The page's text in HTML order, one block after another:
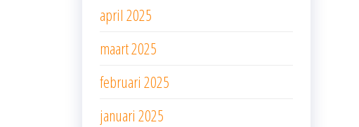
april 2025
maart 2025
februari 2025
januari 2025